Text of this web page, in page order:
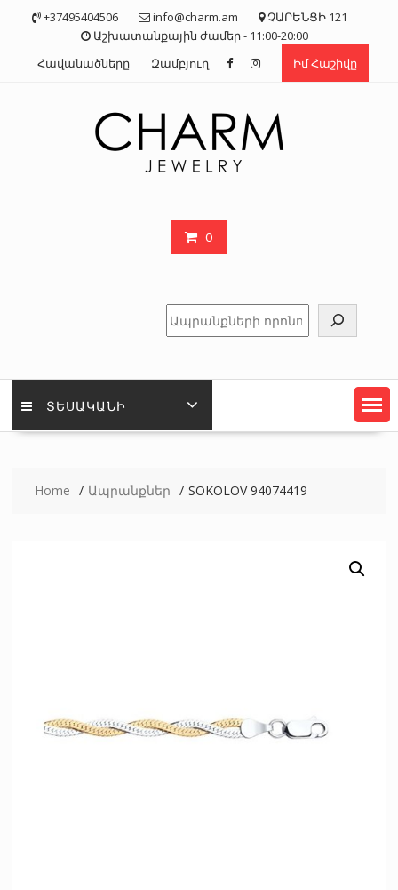
+37495404506 info@charm.am
ՉԱՐԵՆՑԻ 121
Աշխատանքային ժամեր - 11:00-20:00
Հավանածները
Զամբյուղ Իմ Հաշիվը
0
Որոնել
ՏԵՍԱԿԱՆԻ
Home Ապրանքներ SOKOLOV 94074419